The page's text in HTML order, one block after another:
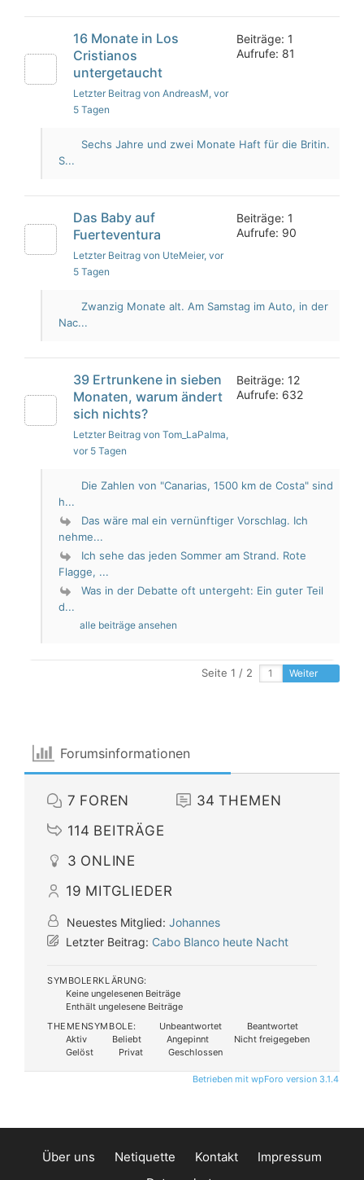
16 Monate in Los
Cristianos
untergetaucht
Letzter Beitrag von AndreasM, vor
5 Tagen
Beiträge: 1
Aufrufe: 81
Sechs Jahre und zwei Monate Haft für die Britin.
S...
Das Baby auf
Fuerteventura
Letzter Beitrag von UteMeier, vor
5 Tagen
Beiträge: 1
Aufrufe: 90
Zwanzig Monate alt. Am Samstag im Auto, in der
Nac...
39 Ertrunkene in sieben
Monaten, warum ändert
sich nichts?
Letzter Beitrag von Tom_LaPalma,
vor 5 Tagen
Beiträge: 12
Aufrufe: 632
Die Zahlen von "Canarias, 1500 km de Costa" sind
h...
Das wäre mal ein vernünftiger Vorschlag. Ich
nehme...
Ich sehe das jeden Sommer am Strand. Rote
Flagge, ...
Was in der Debatte oft untergeht: Ein guter Teil
d...
alle beiträge ansehen
Seite 1 / 2 Weiter
Forumsinformationen
7 FOREN 34 THEMEN
114 BEITRÄGE
3 ONLINE
19 MITGLIEDER
Neuestes Mitglied: Johannes
Letzter Beitrag: Cabo Blanco heute Nacht
SYMBOLERKLÄRUNG:
Keine ungelesenen Beiträge
Enthält ungelesene Beiträge
THEMENSYMBOLE:
Unbeantwortet
Beantwortet
Aktiv
Beliebt Angepinnt
Nicht freigegeben
Gelöst
Privat Geschlossen
Betrieben mit wpForo version 3.1.4
Über uns Netiquette Kontakt
Impressum